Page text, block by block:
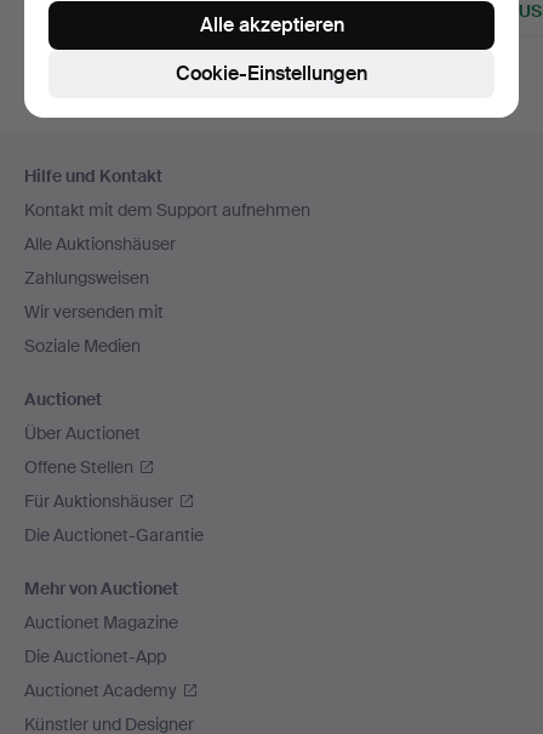
32 USD 280
Navigation
Hilfe und Kontakt
Kontakt mit dem Support aufnehmen
Alle Auktionshäuser
Zahlungsweisen
Wir versenden mit
Soziale Medien
Auctionet
Über Auctionet
Offene Stellen
Für Auktionshäuser
Die Auctionet-Garantie
Mehr von Auctionet
Auctionet Magazine
Die Auctionet-App
Auctionet Academy
Künstler und Designer
Cookie-Einstellungen
Alle akzeptieren